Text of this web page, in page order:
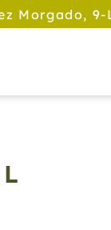
Morgado, 9-